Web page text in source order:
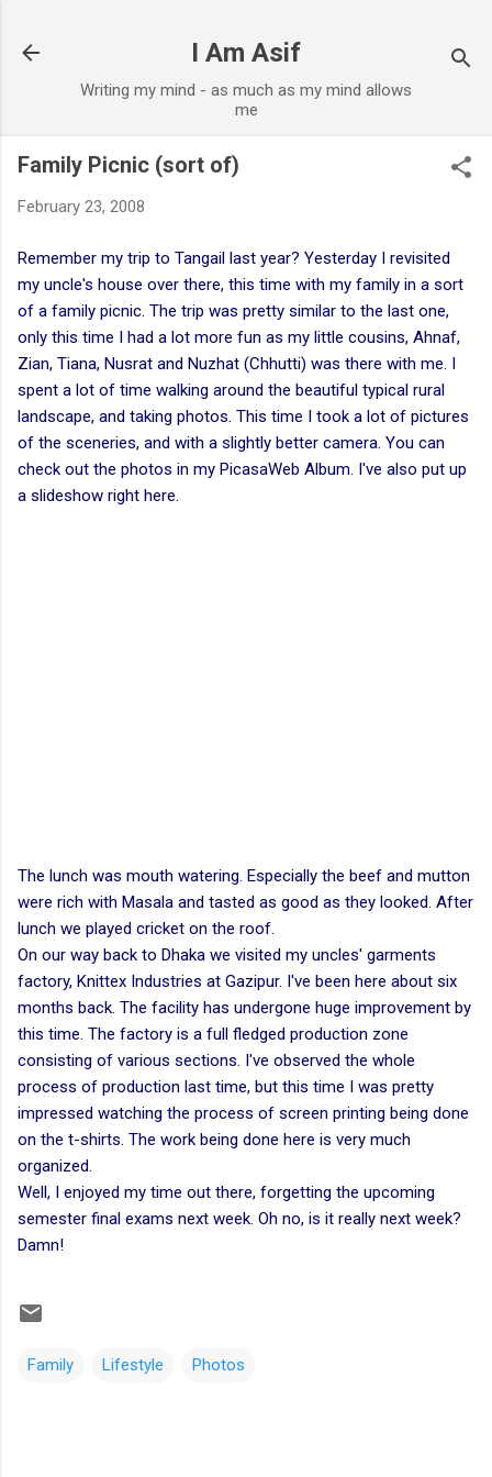
I Am Asif
Writing my mind - as much as my mind allows
me
Family Picnic (sort of)
February 23, 2008
Remember my trip to Tangail last year? Yesterday I revisited
my uncle's house over there, this time with my family in a sort
of a family picnic. The trip was pretty similar to the last one,
only this time I had a lot more fun as my little cousins, Ahnaf,
Zian, Tiana, Nusrat and Nuzhat (Chhutti) was there with me. I
spent a lot of time walking around the beautiful typical rural
landscape, and taking photos. This time I took a lot of pictures
of the sceneries, and with a slightly better camera. You can
check out the photos in my PicasaWeb Album . I've also put up
a slideshow right here.
The lunch was mouth watering. Especially the beef and mutton
were rich with Masala and tasted as good as they looked. After
lunch we played cricket on the roof.
On our way back to Dhaka we visited my uncles' garments
factory, Knittex Industries at Gazipur. I've been here about six
months back. The facility has undergone huge improvement by
this time. The factory is a full fledged production zone
consisting of various sections. I've observed the whole
process of production last time, but this time I was pretty
impressed watching the process of screen printing being done
on the t-shirts. The work being done here is very much
organized.
Well, I enjoyed my time out there, forgetting the upcoming
semester final exams next week. Oh no, is it really next week?
Damn!
Family Lifestyle Photos